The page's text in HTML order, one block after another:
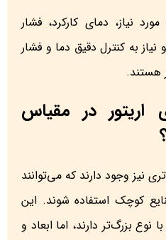
نیاز، دمای کارکرد، فشار
به کنترل دقیق دما و فشار
هستند.
اریتور در مقیاس
نیز وجود دارند که می‌توانند
کوچک استفاده شوند. این
نوع بزرگ‌تر دارند، اما ابعاد و